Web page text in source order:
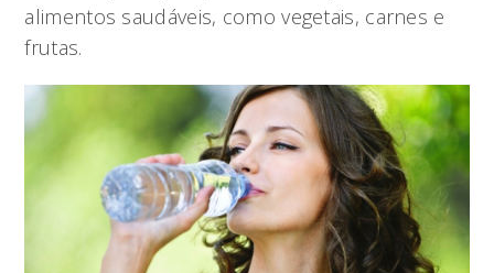
alimentos saudáveis, como vegetais, carnes e
frutas.